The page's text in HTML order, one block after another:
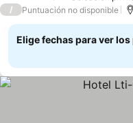
/ Puntuación no disponible
Elige fechas para ver